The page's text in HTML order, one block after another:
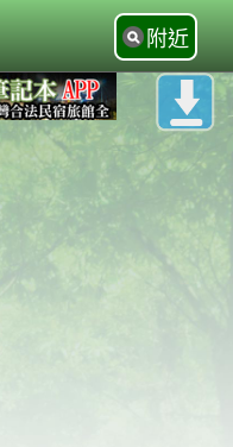
附近